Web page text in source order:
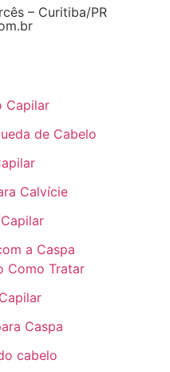
– Curitiba/PR
Capilar
de Cabelo
Calvície
a Caspa
Como Tratar
Caspa
cabelo